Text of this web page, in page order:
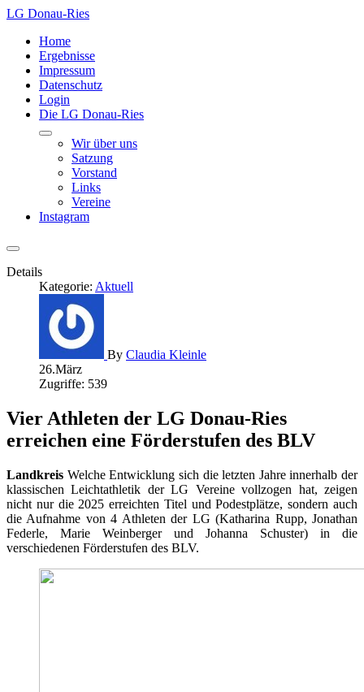
LG Donau-Ries
Home
Ergebnisse
Impressum
Datenschutz
Login
Die LG Donau-Ries
Wir über uns
Satzung
Vorstand
Links
Vereine
Instagram
Details
Kategorie: Aktuell
By Claudia Kleinle
26.März
Zugriffe: 539
Vier Athleten der LG Donau-Ries
erreichen eine Förderstufen des BLV
Landkreis Welche Entwicklung sich die letzten Jahre innerhalb der
klassischen Leichtathletik der LG Vereine vollzogen hat, zeigen
nicht nur die 2025 erreichten Titel und Podestplätze, sondern auch
die Aufnahme von 4 Athleten der LG (Katharina Rupp, Jonathan
Federle, Marie Weinberger und Johanna Schuster) in die
verschiedenen Förderstufen des BLV.